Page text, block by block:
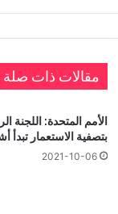
مقالات ذات صلة
الأمم المتحدة: اللجنة
بتصفية الاستعمار تبدأ
2021-10-06